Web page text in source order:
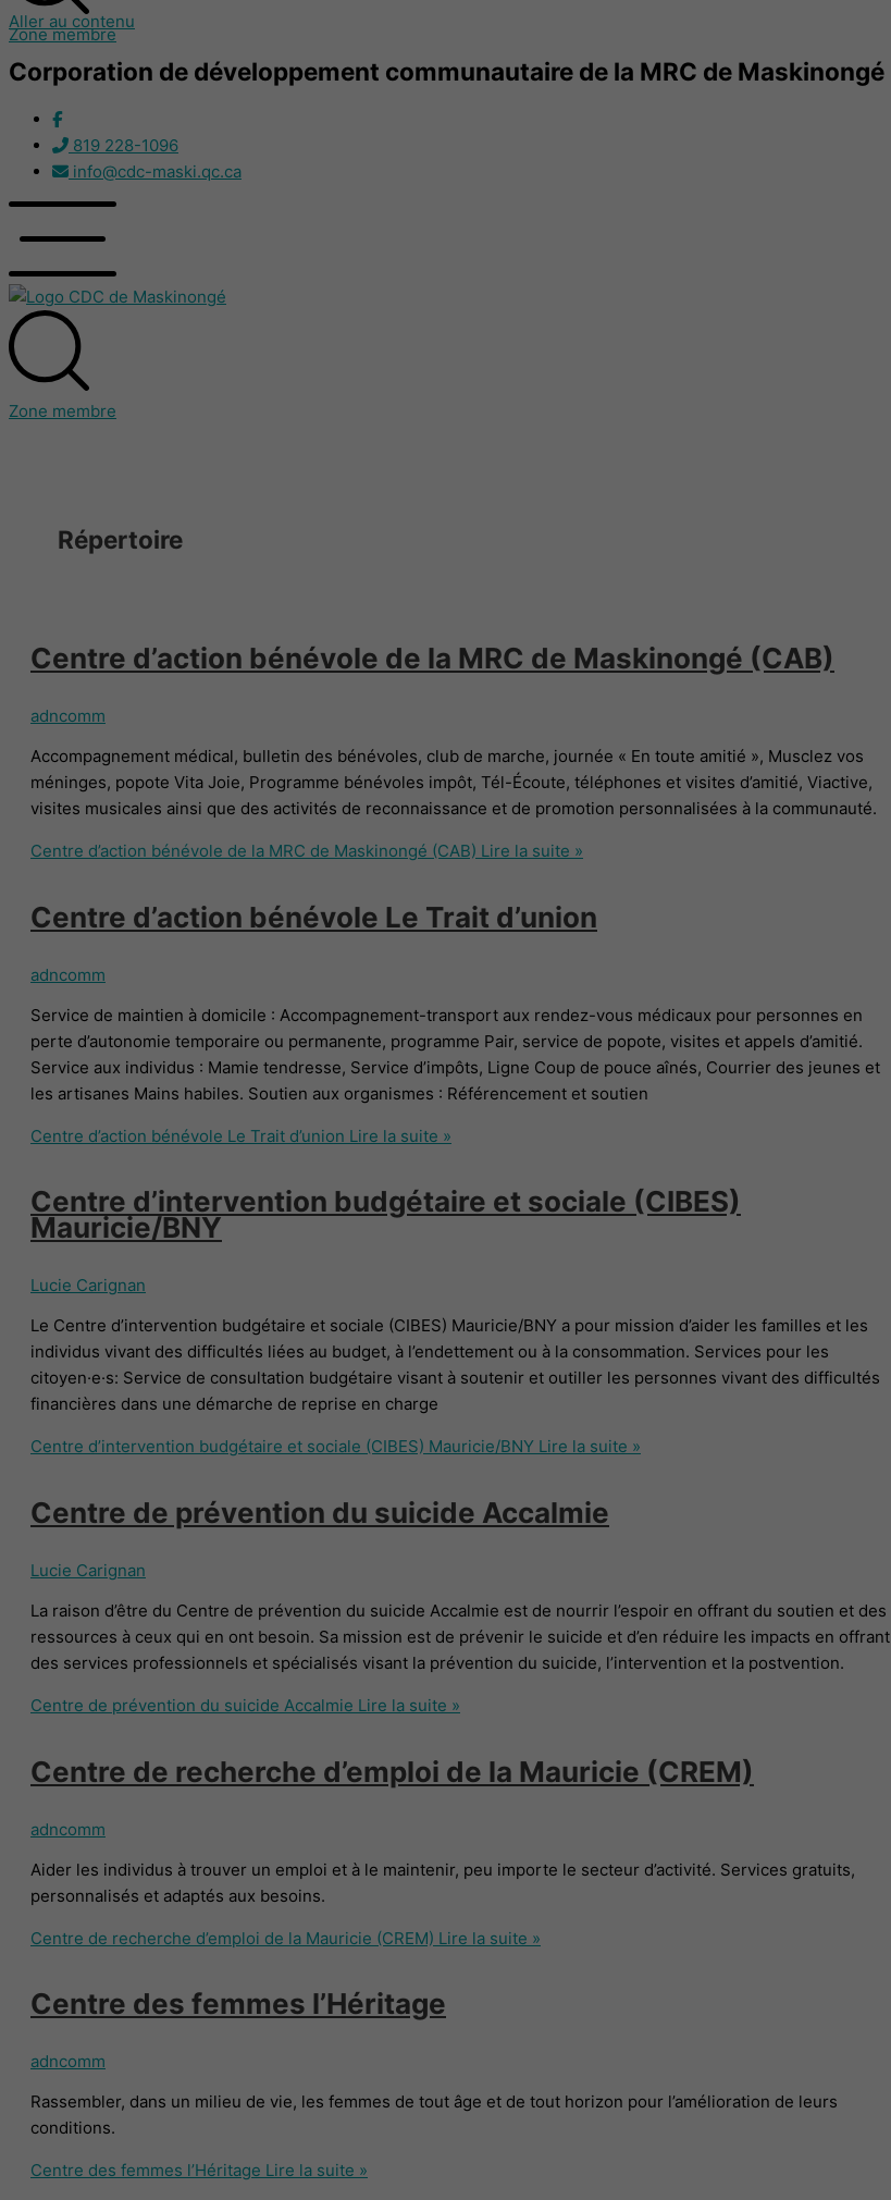
Aller au contenu
Zone membre
Corporation de développement communautaire de la MRC de Maskinongé
819 228-1096
info@cdc-maski.qc.ca
Zone membre
Répertoire
Centre d’action bénévole de la MRC de Maskinongé (CAB)
adncomm
Accompagnement médical, bulletin des bénévoles, club de marche, journée « En toute amitié », Musclez vos
méninges, popote Vita Joie, Programme bénévoles impôt, Tél-Écoute, téléphones et visites d’amitié, Viactive,
visites musicales ainsi que des activités de reconnaissance et de promotion personnalisées à la communauté.
Centre d’action bénévole de la MRC de Maskinongé (CAB) Lire la suite »
Centre d’action bénévole Le Trait d’union
adncomm
Service de maintien à domicile : Accompagnement-transport aux rendez-vous médicaux pour personnes en
perte d’autonomie temporaire ou permanente, programme Pair, service de popote, visites et appels d’amitié.
Service aux individus : Mamie tendresse, Service d’impôts, Ligne Coup de pouce aînés, Courrier des jeunes et
les artisanes Mains habiles. Soutien aux organismes : Référencement et soutien
Centre d’action bénévole Le Trait d’union Lire la suite »
Centre d’intervention budgétaire et sociale (CIBES)
Mauricie/BNY
Lucie Carignan
Le Centre d’intervention budgétaire et sociale (CIBES) Mauricie/BNY a pour mission d’aider les familles et les
individus vivant des difficultés liées au budget, à l’endettement ou à la consommation. Services pour les
citoyen·e·s: Service de consultation budgétaire visant à soutenir et outiller les personnes vivant des difficultés
financières dans une démarche de reprise en charge
Centre d’intervention budgétaire et sociale (CIBES) Mauricie/BNY Lire la suite »
Centre de prévention du suicide Accalmie
Lucie Carignan
La raison d’être du Centre de prévention du suicide Accalmie est de nourrir l’espoir en offrant du soutien et des
ressources à ceux qui en ont besoin. Sa mission est de prévenir le suicide et d’en réduire les impacts en offrant
des services professionnels et spécialisés visant la prévention du suicide, l’intervention et la postvention.
Centre de prévention du suicide Accalmie Lire la suite »
Centre de recherche d’emploi de la Mauricie (CREM)
adncomm
Aider les individus à trouver un emploi et à le maintenir, peu importe le secteur d’activité. Services gratuits,
personnalisés et adaptés aux besoins.
Centre de recherche d’emploi de la Mauricie (CREM) Lire la suite »
Centre des femmes l’Héritage
adncomm
Rassembler, dans un milieu de vie, les femmes de tout âge et de tout horizon pour l’amélioration de leurs
conditions.
Centre des femmes l’Héritage Lire la suite »